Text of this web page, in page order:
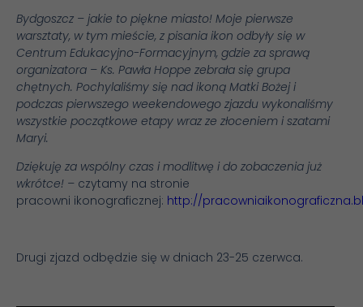
Bydgoszcz – jakie to piękne miasto! Moje pierwsze
warsztaty, w tym mieście, z pisania ikon odbyły się w
Centrum Edukacyjno-Formacyjnym, gdzie za sprawą
organizatora – Ks. Pawła Hoppe zebrała się grupa
chętnych. Pochylaliśmy się nad ikoną Matki Bożej i
podczas pierwszego weekendowego zjazdu wykonaliśmy
wszystkie początkowe etapy wraz ze złoceniem i szatami
Maryi.
Dziękuję za wspólny czas i modlitwę i do zobaczenia już
wkrótce! – czytamy na stronie
pracowni ikonograficznej: http://
Drugi zjazd odbędzie się w dniach 23-25 czerwca.